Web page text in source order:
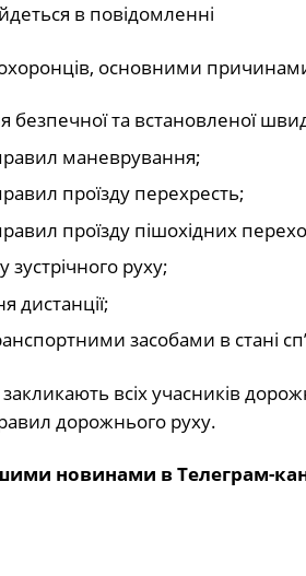
в повідомленні
основними
та встановленої
маневрування;
проїзду перехресть;
проїзду пішохідних
зустрічного руху;
дистанції;
засобами в стані
всіх учасників
дорожнього руху.
новинами в Телеграм-